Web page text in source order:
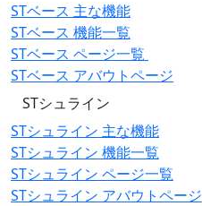
STベース 主な機能
STベース 機能一覧
STベース ページ一覧
STベース アバウトページ
STシュライン
STシュライン 主な機能
STシュライン 機能一覧
STシュライン ページ一覧
STシュライン アバウトページ